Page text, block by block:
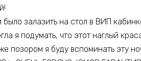
было залазить на стол в ВИП
я подумать, что этот наглый
позором я буду вспоминать эту